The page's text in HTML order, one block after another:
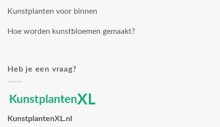
Kunstplanten voor binnen
Hoe worden kunstbloemen gemaakt?
Heb je een vraag?
KunstplantenXL.nl